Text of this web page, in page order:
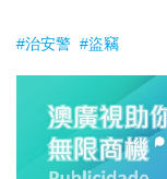
#治安警 #盜竊